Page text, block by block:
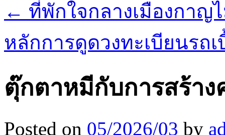
← ที่พักใจกลางเมืองกาญ
หลักการดูดวงทะเบียนรถ
ตุ๊กตาหมีกับการสร้าง
Posted on 05/2026/03 by